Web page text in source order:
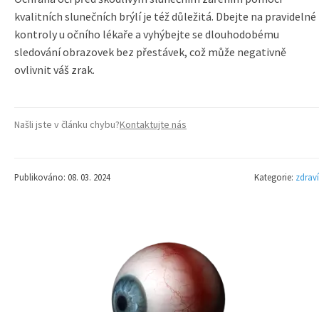
kvalitních slunečních brýlí je též důležitá. Dbejte na pravidelné
kontroly u očního lékaře a vyhýbejte se dlouhodobému
sledování obrazovek bez přestávek, což může negativně
ovlivnit váš zrak.
Našli jste v článku chybu?Kontaktujte nás
Publikováno: 08. 03. 2024 Kategorie: zdraví